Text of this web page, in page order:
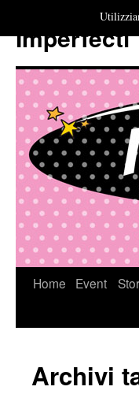
Imperfecti
VaiHome Event
Archivi